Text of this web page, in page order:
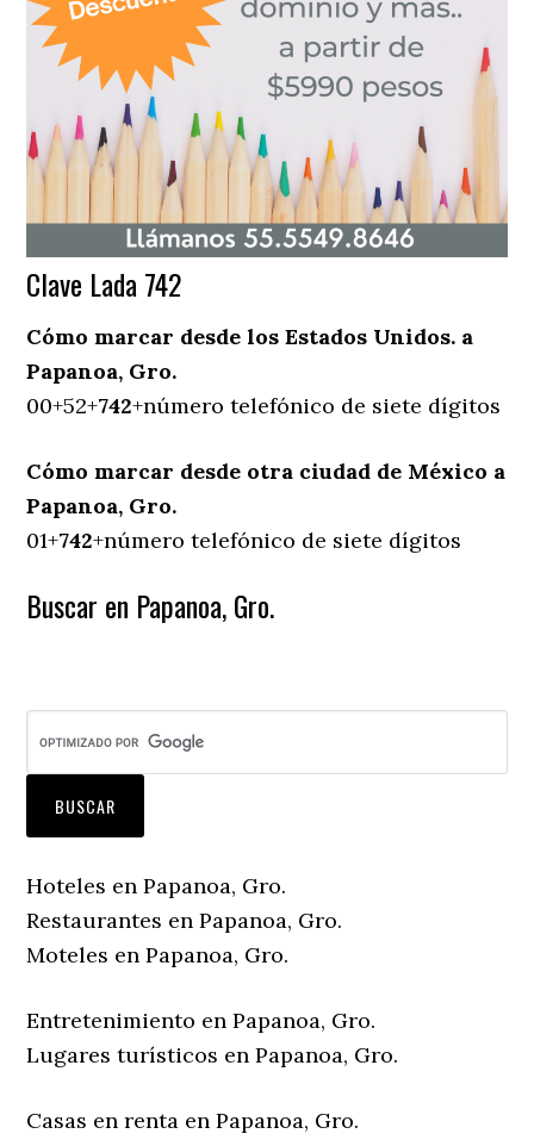
Clave Lada 742
Cómo marcar desde los Estados Unidos. a
Papanoa, Gro.
00+52+742+número telefónico de siete dígitos
Cómo marcar desde otra ciudad de México a
Papanoa, Gro.
01+742+número telefónico de siete dígitos
Buscar en Papanoa, Gro.
Hoteles en Papanoa, Gro.
Restaurantes en Papanoa, Gro.
Moteles en Papanoa, Gro.
Entretenimiento en Papanoa, Gro.
Lugares turísticos en Papanoa, Gro.
Casas en renta en Papanoa, Gro.